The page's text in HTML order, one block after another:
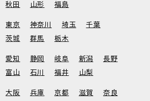
秋田
山形 福島
東京 神奈川 埼玉
千葉
茨城
群馬 栃木
愛知 静岡 岐阜 新潟
長野
富山
石川 福井 山梨
大阪 兵庫 京都 滋賀
奈良